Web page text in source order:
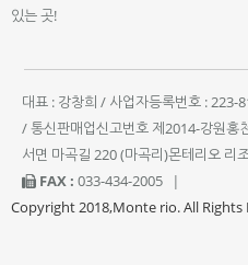
있는 곳!
대표 : 강창희 / 사업자등록번호 :
/ 통신판매업신고번호 제2014-강원홍
서면 마곡길 220 (마곡리)몬테리오 리
FAX : 033-434-2005
|
Copyright 2018,Monte rio. All